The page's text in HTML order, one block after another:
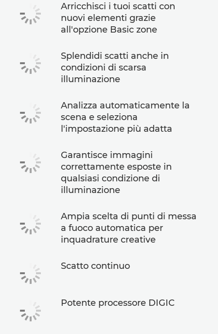
Arricchisci i tuoi scatti con
nuovi elementi grazie
all'opzione Basic zone
Splendidi scatti anche in
condizioni di scarsa
illuminazione
Analizza automaticamente la
scena e seleziona
l'impostazione più adatta
Garantisce immagini
correttamente esposte in
qualsiasi condizione di
illuminazione
Ampia scelta di punti di messa
a fuoco automatica per
inquadrature creative
Scatto continuo
Potente processore DIGIC